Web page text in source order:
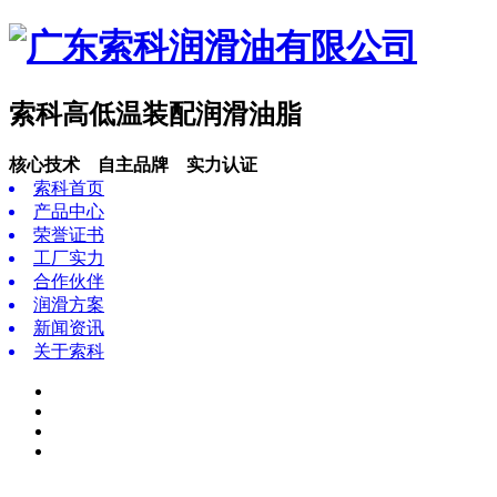
索科高低温装配润滑油脂
核心技术 自主品牌 实力认证
索科首页
产品中心
荣誉证书
工厂实力
合作伙伴
润滑方案
新闻资讯
关于索科